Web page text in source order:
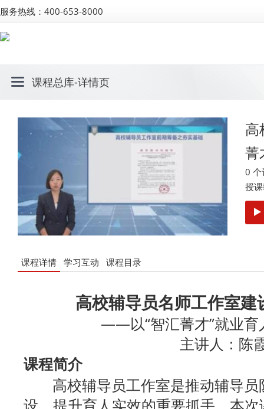
服务热线：400-653-8000
课程总库-详情页
高
菁
0
授
课程详情 学习互动 课程目录
高校辅导员名师工作室建
——以“智汇菁才”就业育
主讲人：陈
课程简介
高校辅导员工作室是推动辅导员
设，提升育人实效的重要抓手。本